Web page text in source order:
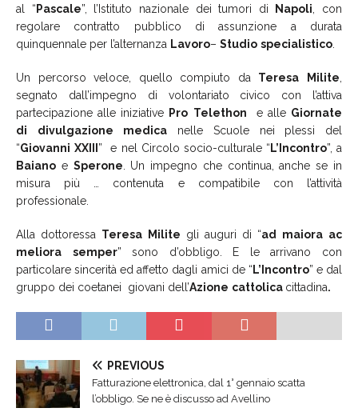
al “ Pascale”, l’Istituto nazionale dei tumori di Napoli , con
regolare contratto pubblico di assunzione a durata
quinquennale per l’alternanza Lavoro– Studio specialistico
Un percorso veloce, quello compiuto da Teresa Milite
segnato dall’impegno di volontariato civico con l’attiva
partecipazione alle iniziative Pro Telethon e alle Giornate
di
divulgazione medica nelle Scuole nei plessi del
“Giovanni XXIII ” e nel Circolo socio-culturale “ L’Incontro”, a
Baiano e Sperone . Un impegno che continua, anche se in
misura più … contenuta e compatibile con l’attività
professionale.
Alla dottoressa Teresa Milite gli auguri di “ad maiora ac
meliora
semper” sono d’obbligo. E le arrivano con
particolare sincerità ed affetto dagli amici de “ L’Incontro” e dal
gruppo dei coetanei giovani dell’Azione cattolica cittadina.
PREVIOUS
Fatturazione elettronica, dal 1° gennaio scatta
l’obbligo. Se ne è discusso ad Avellino